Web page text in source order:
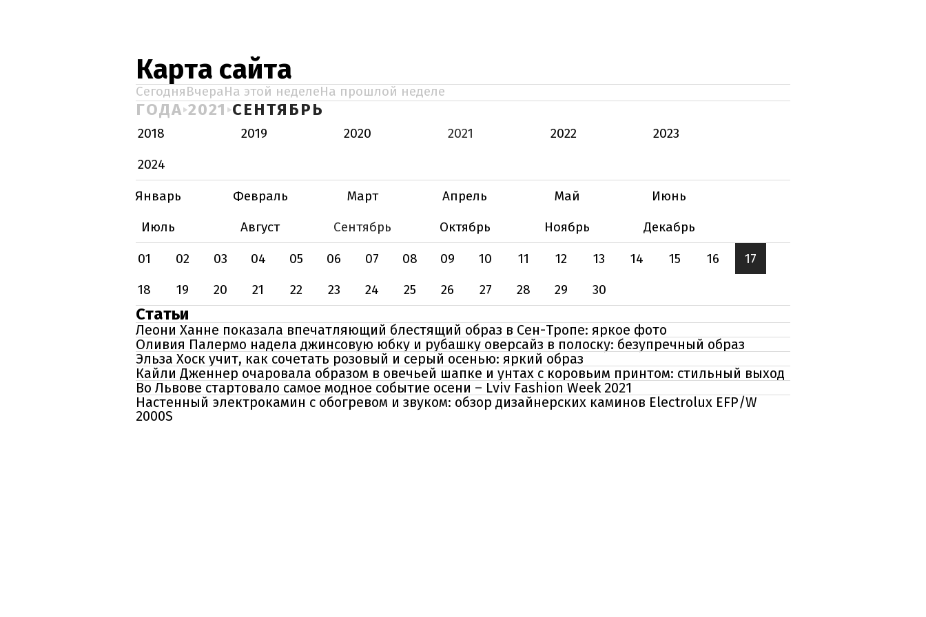
Карта сайта
СегодняВчераНа этой неделеНа прошлой неделе
ГОДА 2021 СЕНТЯБРЬ
2018 2019 2020 2021 2022
2023
2024
Январь
Февраль Март Апрель Май
Июнь
Июль
Август Сентябрь Октябрь Ноябрь
Декабрь
01
02 03 04 05 06 07 08 09 10 11 12 13 14 15 16
17
18
19 20 21 22 23 24 25 26 27 28 29 30
Статьи
Леони Ханне показала впечатляющий блестящий образ в Сен-Тропе: яркое фото
Оливия Палермо надела джинсовую юбку и рубашку оверсайз в полоску: безупречный образ
Эльза Хоск учит, как сочетать розовый и серый осенью: яркий образ
Кайли Дженнер очаровала образом в овечьей шапке и унтах с коровьим принтом: стильный выход
Во Львове стартовало самое модное событие осени – Lviv Fashion Week 2021
Настенный электрокамин с обогревом и звуком: обзор дизайнерских каминов Electrolux EFP/W
2000S